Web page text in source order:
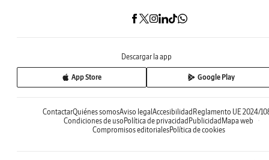
Descargar la app
App Store Google Play
ContactarQuiénes somosAviso legal Accesibilidad Reglamento UE 2024/
Condiciones de uso Política de privacidad Publicidad Mapa web
Compromisos editorialesPolítica de cookies